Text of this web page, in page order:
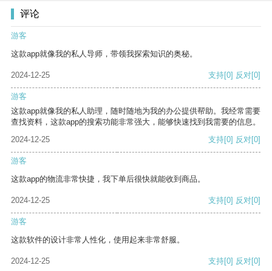
评论
游客
这款app就像我的私人导师，带领我探索知识的奥秘。
2024-12-25 支持[0] 反对[0]
游客
这款app就像我的私人助理，随时随地为我的办公提供帮助。我经常需要
查找资料，这款app的搜索功能非常强大，能够快速找到我需要的信息。
2024-12-25
支持[0] 反对[0]
游客
这款app的物流非常快捷，我下单后很快就能收到商品。
2024-12-25 支持[0] 反对[0]
游客
这款软件的设计非常人性化，使用起来非常舒服。
2024-12-25 支持[0] 反对[0]